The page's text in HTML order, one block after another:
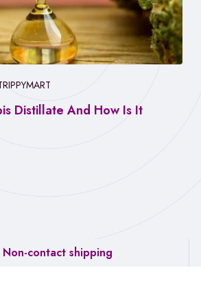
Distillate And How Is It
Non-contact shipping